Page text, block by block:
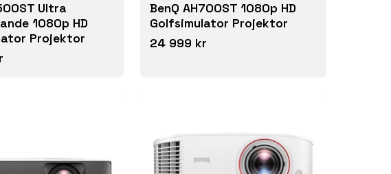
Ultra
1080p HD
Projektor
BenQ AH700ST 1080p HD
Golfsimulator Projektor
24 999 kr